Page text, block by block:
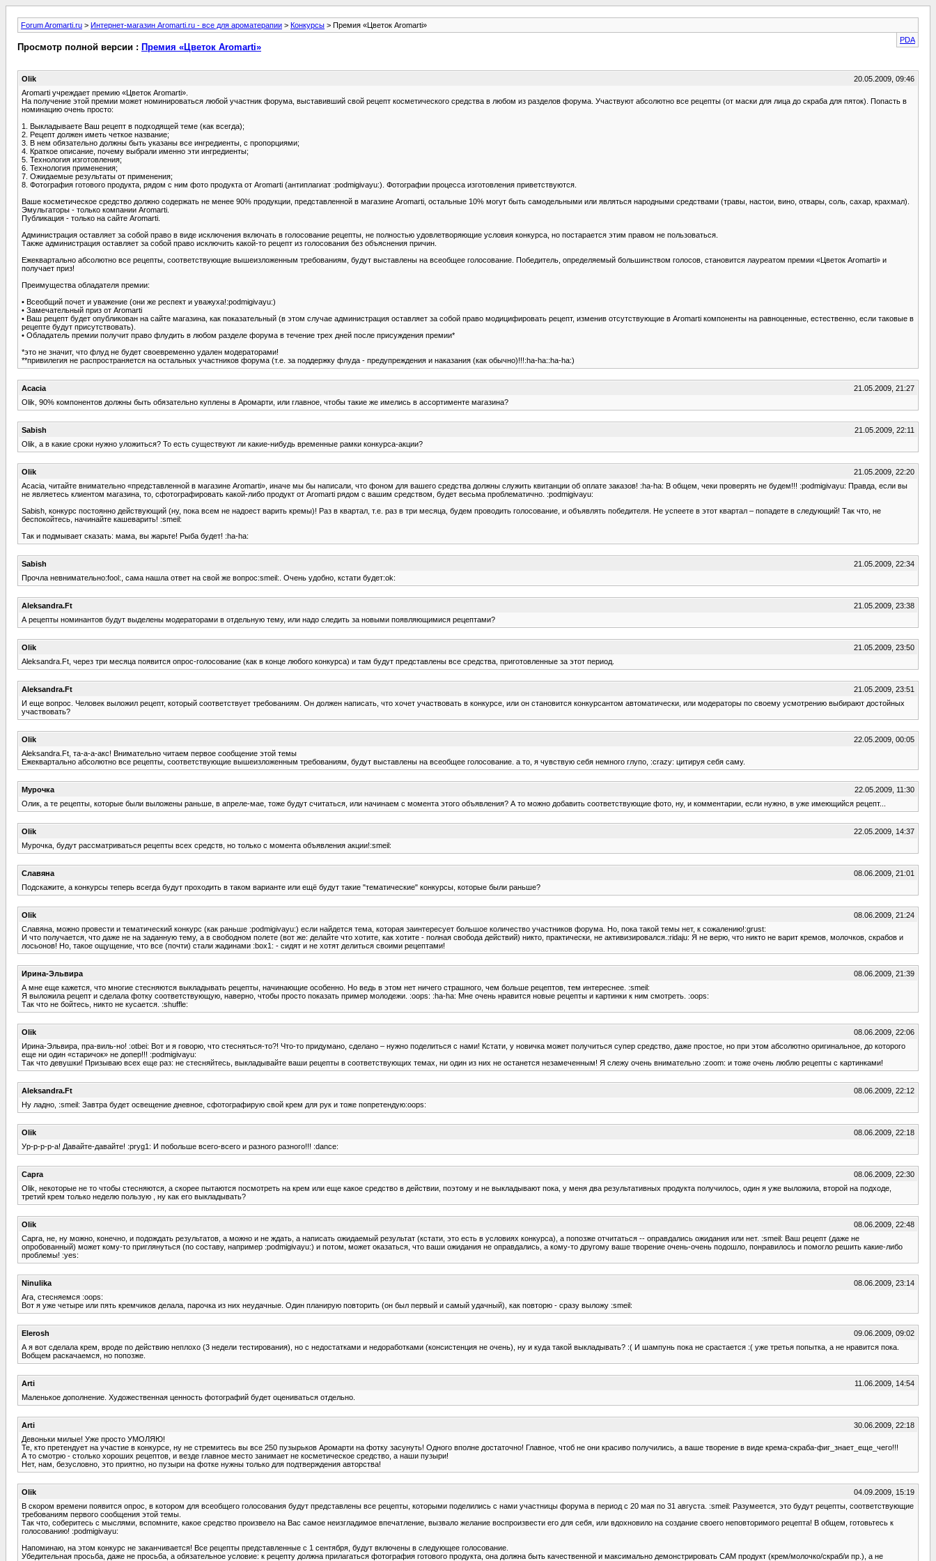
Forum Aromarti.ru > Интернет-магазин Aromarti.ru - все для ароматерапии > Конкурсы > Премия «Цветок Aromarti»
PDA
Просмотр полной версии : Премия «Цветок Aromarti»
Olik
20.05.2009, 09:46
Аromarti учреждает премию «Цветок Aromarti».
На получение этой премии может номинироваться любой участник форума, выставивший свой рецепт косметического средства в любом из разделов форума. Участвуют абсолютно все рецепты (от маски для лица до скраба для пяток). Попасть в
номинацию очень просто:
1. Выкладываете Ваш рецепт в подходящей теме (как всегда);
2. Рецепт должен иметь четкое название;
3. В нем обязательно должны быть указаны все ингредиенты, с пропорциями;
4. Краткое описание, почему выбрали именно эти ингредиенты;
5. Технология изготовления;
6. Технология применения;
7. Ожидаемые результаты от применения;
8. Фотография готового продукта, рядом с ним фото продукта от Aromarti (антиплагиат :podmigivayu:). Фотографии процесса изготовления приветствуются.
Ваше косметическое средство должно содержать не менее 90% продукции, представленной в магазине Aromarti, остальные 10% могут быть самодельными или являться народными средствами (травы, настои, вино, отвары, соль, сахар, крахмал).
Эмульгаторы - только компании Aromarti.
Публикация - только на сайте Aromarti.
Администрация оставляет за собой право в виде исключения включать в голосование рецепты, не полностью удовлетворяющие условия конкурса, но постарается этим правом не пользоваться.
Также администрация оставляет за собой право исключить какой-то рецепт из голосования без объяснения причин.
Ежеквартально абсолютно все рецепты, соответствующие вышеизложенным требованиям, будут выставлены на всеобщее голосование. Победитель, определяемый большинством голосов, становится лауреатом премии «Цветок Aromarti» и
получает приз!
Преимущества обладателя премии:
• Всеобщий почет и уважение (они же респект и уважуха!:podmigivayu:)
• Замечательный приз от Aromarti
• Ваш рецепт будет опубликован на сайте магазина, как показательный (в этом случае администрация оставляет за собой право модицифировать рецепт, изменив отсутствующие в Aromarti компоненты на равноценные, естественно, если таковые в
рецепте будут присутствовать).
• Обладатель премии получит право флудить в любом разделе форума в течение трех дней после присуждения премии*
*это не значит, что флуд не будет своевременно удален модераторами!
**привилегия не распространяется на остальных участников форума (т.е. за поддержку флуда - предупреждения и наказания (как обычно)!!!:ha-ha::ha-ha:)
Acacia
21.05.2009, 21:27
Olik, 90% компонентов должны быть обязательно куплены в Аромарти, или главное, чтобы такие же имелись в ассортименте магазина?
Sabish
21.05.2009, 22:11
Olik, а в какие сроки нужно уложиться? То есть существуют ли какие-нибудь временные рамки конкурса-акции?
Olik
21.05.2009, 22:20
Acacia, читайте внимательно «представленной в магазине Aromarti», иначе мы бы написали, что фоном для вашего средства должны служить квитанции об оплате заказов! :ha-ha: В общем, чеки проверять не будем!!! :podmigivayu: Правда, если вы
не являетесь клиентом магазина, то, сфотографировать какой-либо продукт от Aromarti рядом с вашим средством, будет весьма проблематично. :podmigivayu:
Sаbish, конкурс постоянно действующий (ну, пока всем не надоест варить кремы)! Раз в квартал, т.е. раз в три месяца, будем проводить голосование, и объявлять победителя. Не успеете в этот квартал – попадете в следующий! Так что, не
беспокойтесь, начинайте кашеварить! :smeil:
Так и подмывает сказать: мама, вы жарьте! Рыба будет! :ha-ha:
Sabish
21.05.2009, 22:34
Прочла невнимательно:fool:, сама нашла ответ на свой же вопрос:smeil:. Очень удобно, кстати будет:ok:
Aleksandra.Ft
21.05.2009, 23:38
А рецепты номинантов будут выделены модераторами в отдельную тему, или надо следить за новыми появляющимися рецептами?
Olik
21.05.2009, 23:50
Aleksandra.Ft, через три месяца появится опрос-голосование (как в конце любого конкурса) и там будут представлены все средства, приготовленные за этот период.
Aleksandra.Ft
21.05.2009, 23:51
И еще вопрос. Человек выложил рецепт, который соответствует требованиям. Он должен написать, что хочет участвовать в конкурсе, или он становится конкурсантом автоматически, или модераторы по своему усмотрению выбирают достойных
участвовать?
Olik
22.05.2009, 00:05
Aleksandra.Ft, та-а-а-акс! Внимательно читаем первое сообщение этой темы
Ежеквартально абсолютно все рецепты, соответствующие вышеизложенным требованиям, будут выставлены на всеобщее голосование. а то, я чувствую себя немного глупо, :crazy: цитируя себя саму.
Мурочка
22.05.2009, 11:30
Олик, а те рецепты, которые были выложены раньше, в апреле-мае, тоже будут считаться, или начинаем с момента этого объявления? А то можно добавить соответствующие фото, ну, и комментарии, если нужно, в уже имеющийся рецепт...
Olik
22.05.2009, 14:37
Мурочка, будут рассматриваться рецепты всех средств, но только с момента объявления акции!:smeil:
Славяна
08.06.2009, 21:01
Подскажите, а конкурсы теперь всегда будут проходить в таком варианте или ещё будут такие "тематические" конкурсы, которые были раньше?
Olik
08.06.2009, 21:24
Славяна, можно провести и тематический конкурс (как раньше :podmigivayu:) если найдется тема, которая заинтересует большое количество участников форума. Но, пока такой темы нет, к сожалению!:grust:
И что получается, что даже не на заданную тему, а в свободном полете (вот же: делайте что хотите, как хотите - полная свобода действий) никто, практически, не активизировался.:ridaju: Я не верю, что никто не варит кремов, молочков, скрабов и
лосьонов! Но, такое ощущение, что все (почти) стали жадинами :box1: - сидят и не хотят делиться своими рецептами!
Ирина-Эльвира
08.06.2009, 21:39
А мне еще кажется, что многие стесняются выкладывать рецепты, начинающие особенно. Но ведь в этом нет ничего страшного, чем больше рецептов, тем интереснее. :smeil:
Я выложила рецепт и сделала фотку соответствующую, наверно, чтобы просто показать пример молодежи. :oops: :ha-ha: Мне очень нравится новые рецепты и картинки к ним смотреть. :oops:
Так что не бойтесь, никто не кусается. :shuffle:
Olik
08.06.2009, 22:06
Ирина-Эльвира, пра-виль-но! :otbei: Вот и я говорю, что стесняться-то?! Что-то придумано, сделано – нужно поделиться с нами! Кстати, у новичка может получиться супер средство, даже простое, но при этом абсолютно оригинальное, до которого
еще ни один «старичок» не допер!!! :podmigivayu:
Так что девушки! Призываю всех еще раз: не стесняйтесь, выкладывайте ваши рецепты в соответствующих темах, ни один из них не останется незамеченным! Я слежу очень внимательно :zoom: и тоже очень люблю рецепты с картинками!
Aleksandra.Ft
08.06.2009, 22:12
Ну ладно, :smeil: Завтра будет освещение дневное, сфотографирую свой крем для рук и тоже попретендую:oops:
Olik
08.06.2009, 22:18
Ур-р-р-р-а! Давайте-давайте! :pryg1: И побольше всего-всего и разного разного!!! :dance:
Capra
08.06.2009, 22:30
Olik, некоторые не то чтобы стесняются, а скорее пытаются посмотреть на крем или еще какое средство в действии, поэтому и не выкладывают пока, у меня два результативных продукта получилось, один я уже выложила, второй на подходе,
третий крем только неделю пользую , ну как его выкладывать?
Olik
08.06.2009, 22:48
Capra, не, ну можно, конечно, и подождать результатов, а можно и не ждать, а написать ожидаемый результат (кстати, это есть в условиях конкурса), а попозже отчитаться -- оправдались ожидания или нет. :smeil: Ваш рецепт (даже не
опробованный) может кому-то приглянуться (по составу, например :podmigivayu:) и потом, может оказаться, что ваши ожидания не оправдались, а кому-то другому ваше творение очень-очень подошло, понравилось и помогло решить какие-либо
проблемы! :yes:
Ninulika
08.06.2009, 23:14
Ага, стесняемся :oops:
Вот я уже четыре или пять кремчиков делала, парочка из них неудачные. Один планирую повторить (он был первый и самый удачный), как повторю - сразу выложу :smeil:
Elerosh
09.06.2009, 09:02
А я вот сделала крем, вроде по действию неплохо (3 недели тестирования), но с недостатками и недоработками (консистенция не очень), ну и куда такой выкладывать? :( И шампунь пока не срастается :( уже третья попытка, а не нравится пока.
Вобщем раскачаемся, но попозже.
Arti
11.06.2009, 14:54
Маленькое дополнение. Художественная ценность фотографий будет оцениваться отдельно.
Arti
30.06.2009, 22:18
Девоньки милые! Уже просто УМОЛЯЮ!
Те, кто претендует на участие в конкурсе, ну не стремитесь вы все 250 пузырьков Аромарти на фотку засунуть! Одного вполне достаточно! Главное, чтоб не они красиво получились, а ваше творение в виде крема-скраба-фиг_знает_еще_чего!!!
А то смотрю - столько хороших рецептов, и везде главное место занимает не косметическое средство, а наши пузыри!
Нет, нам, безусловно, это приятно, но пузыри на фотке нужны только для подтверждения авторства!
Olik
04.09.2009, 15:19
В скором времени появится опрос, в котором для всеобщего голосования будут представлены все рецепты, которыми поделились с нами участницы форума в период с 20 мая по 31 августа. :smeil: Разумеется, это будут рецепты, соответствующие
требованиям первого сообщения этой темы.
Так что, соберитесь с мыслями, вспомните, какое средство произвело на Вас самое неизгладимое впечатление, вызвало желание воспроизвести его для себя, или вдохновило на создание своего неповторимого рецепта! В общем, готовьтесь к
голосованию! :podmigivayu:
Напоминаю, на этом конкурс не заканчивается! Все рецепты представленные с 1 сентября, будут включены в следующее голосование.
Убедительная просьба, даже не просьба, а обязательное условие: к рецепту должна прилагаться фотография готового продукта, она должна быть качественной и максимально демонстрировать САМ продукт (крем/молочко/скраб/и пр.), а не